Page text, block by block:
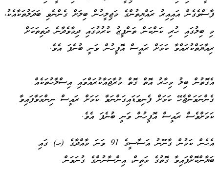
ފާސްވެގެން އައިއިރު ރައްޔިތުންގެ މަޖިލީހުން ބިލަށް ގެންނެވި ބަދަލުތަކާއެކު،
މި ބިލުގައި ހުރި ކަންކަން ތަންފީޒު ކުރުމުގައި ދިމާވެދާނެ ދަތިތަކަށް
ރިއާޔަތްކުރައްވާ ކަމަށް ރައީސް އޮފީހުން ވަނީ ބުނެފަ އެވެ.
އެގޮތުން ބިލު މިހާރު އޮތް ގޮތް މުރާޖައާކުރައްވައި އިސްލާހުތަކެއް
ގެންނަވަންޖެހޭ ކަމަށް ފެނިވަޑައިގަންނަވާ ކަމަށް ރައީސް ނިންމަވާފައިވާ
ކަމަށްވެސް ރައީސް އޮފީހުން ވަނީ ބުނެފަ އެވެ.
އެހެން ކަމުން ގާނޫނު އަސާސީގެ 91 ވަނަ މާއްދާގެ (ހ) ގައި
ބަޔާންކޮށްފައިވާ ގޮތުގެ މަތިން، އިންސާނުންގެ ގުނަވަން